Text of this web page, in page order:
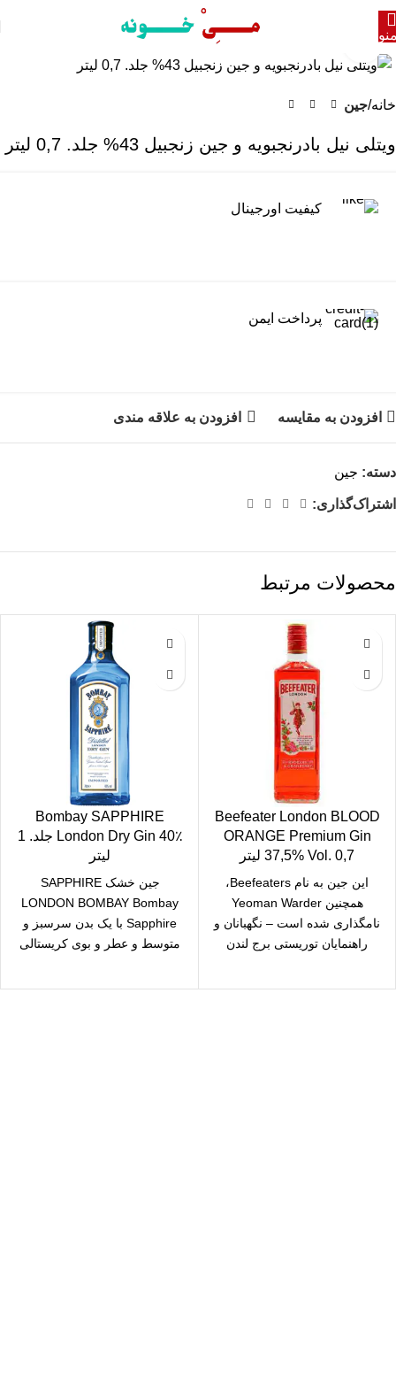
برای بزرگنمایی کلیک کنید
خانه جین
ویتلی نیل بادرنجبویه و جین زنجبیل 43% جلد. 0,7 لیتر
کیفیت اورجینال
پرداخت ایمن
افزودن به مقایسه افزودن به علاقه مندی
دسته: جین
اشتراک‌گذاری:
محصولات مرتبط
Beefeater London BLOOD
ORANGE Premium Gin
37,5% Vol. 0,7 لیتر
این جین به نام Beefeaters،
همچنین Yeoman Warder
نامگذاری شده است – نگهبانان و
راهنمایان توریستی برج لندن
Bombay SAPPHIRE
London Dry Gin 40٪ جلد. 1
لیتر
جین خشک SAPPHIRE
LONDON BOMBAY Bombay
Sapphire با یک بدن سرسبز و
متوسط ​​و عطر و بوی کریستالی